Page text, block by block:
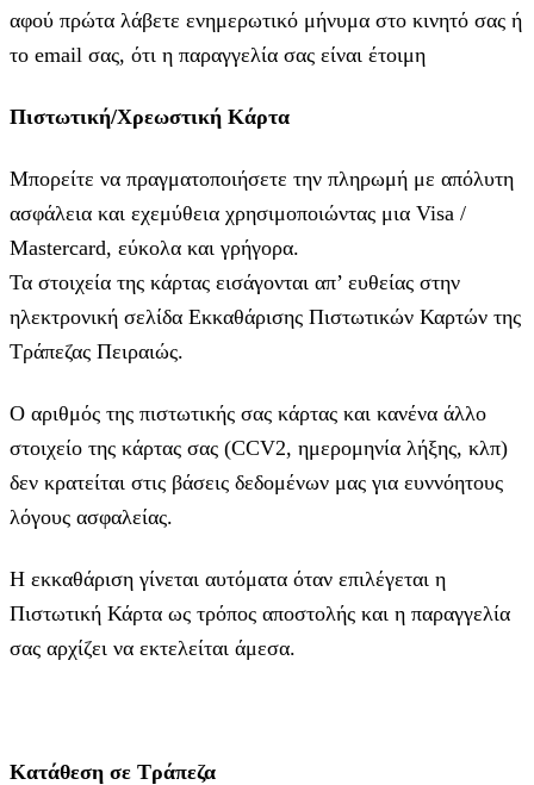
αφού πρώτα λάβετε ενημερωτικό μήνυμα στο κινητό σας ή
το email σας, ότι η παραγγελία σας είναι έτοιμη
Πιστωτική/Χρεωστική Κάρτα
Μπορείτε να πραγματοποιήσετε την πληρωμή με απόλυτη
ασφάλεια και εχεμύθεια χρησιμοποιώντας μια Visa /
Mastercard, εύκολα και γρήγορα.
Τα στοιχεία της κάρτας εισάγoνται απ’ ευθείας στην
ηλεκτρονική σελίδα Εκκαθάρισης Πιστωτικών Καρτών της
Τράπεζας Πειραιώς.
Ο αριθμός της πιστωτικής σας κάρτας και κανένα άλλο
στοιχείο της κάρτας σας (CCV2, ημερομηνία λήξης, κλπ)
δεν κρατείται στις βάσεις δεδομένων μας για ευννόητους
λόγους ασφαλείας.
Η εκκαθάριση γίνεται αυτόματα όταν επιλέγεται η
Πιστωτική Κάρτα ως τρόπος αποστολής και η παραγγελία
σας αρχίζει να εκτελείται άμεσα.
Κατάθεση σε Τράπεζα